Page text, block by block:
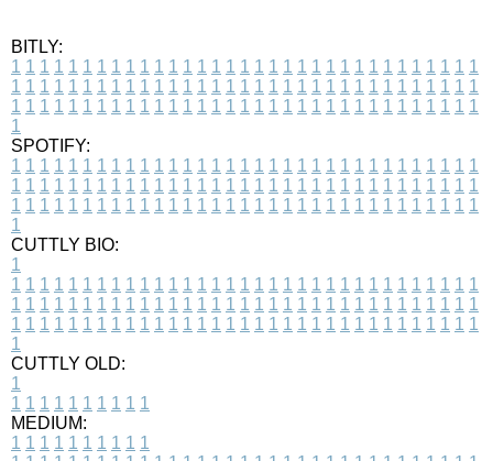
BITLY:
1 1 1 1 1 1 1 1 1 1 1 1 1 1 1 1 1 1 1 1 1 1 1 1 1 1 1 1 1 1 1 1 1
1 1 1 1 1 1 1 1 1 1 1 1 1 1 1 1 1 1 1 1 1 1 1 1 1 1 1 1 1 1 1 1 1
1 1 1 1 1 1 1 1 1 1 1 1 1 1 1 1 1 1 1 1 1 1 1 1 1 1 1 1 1 1 1 1 1
1
SPOTIFY:
1 1 1 1 1 1 1 1 1 1 1 1 1 1 1 1 1 1 1 1 1 1 1 1 1 1 1 1 1 1 1 1 1
1 1 1 1 1 1 1 1 1 1 1 1 1 1 1 1 1 1 1 1 1 1 1 1 1 1 1 1 1 1 1 1 1
1 1 1 1 1 1 1 1 1 1 1 1 1 1 1 1 1 1 1 1 1 1 1 1 1 1 1 1 1 1 1 1 1
1
CUTTLY BIO:
1
1 1 1 1 1 1 1 1 1 1 1 1 1 1 1 1 1 1 1 1 1 1 1 1 1 1 1 1 1 1 1 1 1
1 1 1 1 1 1 1 1 1 1 1 1 1 1 1 1 1 1 1 1 1 1 1 1 1 1 1 1 1 1 1 1 1
1 1 1 1 1 1 1 1 1 1 1 1 1 1 1 1 1 1 1 1 1 1 1 1 1 1 1 1 1 1 1 1 1
1
CUTTLY OLD:
1
1 1 1 1 1 1 1 1 1 1
MEDIUM:
1 1 1 1 1 1 1 1 1 1